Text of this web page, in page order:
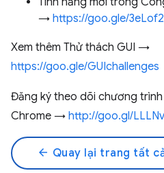
→ https://goo.gle/
Xem thêm Thử thách GUI →
https://goo.gle/GUIchallenges
Đăng ký theo dõi chương
Chrome → http://goo.gl/
arrow_back Quay lại trang tất